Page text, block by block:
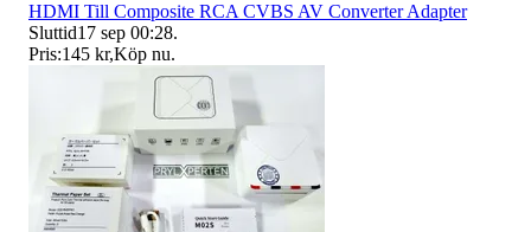
HDMI Till Composite RCA CVBS AV Converter Adapter
Sluttid17 sep 00:28.
Pris:145 kr,Köp nu.